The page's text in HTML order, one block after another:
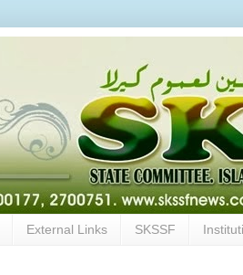
External Links SKSSF